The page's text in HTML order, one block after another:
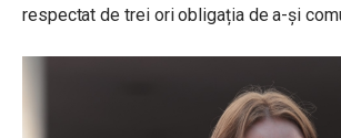
respectat de trei ori obligația de a-și